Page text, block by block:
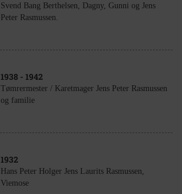
Svend Bang Berthelsen, Dagny, Gunni og Jens
Peter Rasmussen.
1938 - 1942
Tømrermester / Karetmager Jens Peter Rasmussen
og familie
1932
Hans Peter Holger Jens Laurits Rasmussen,
Viemose